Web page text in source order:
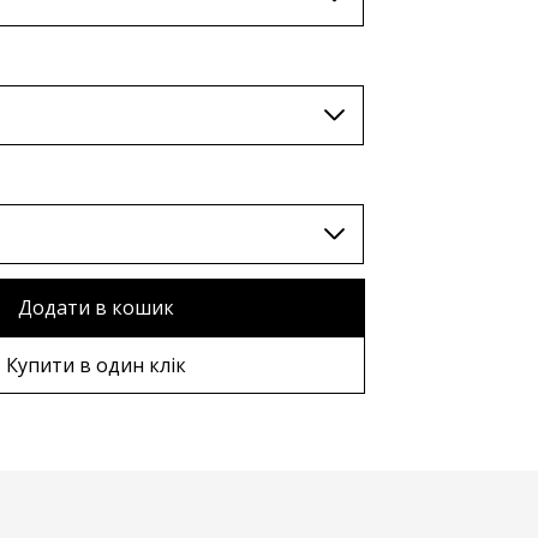
TWD (nt$)
Додати в кошик
Купити в один клік